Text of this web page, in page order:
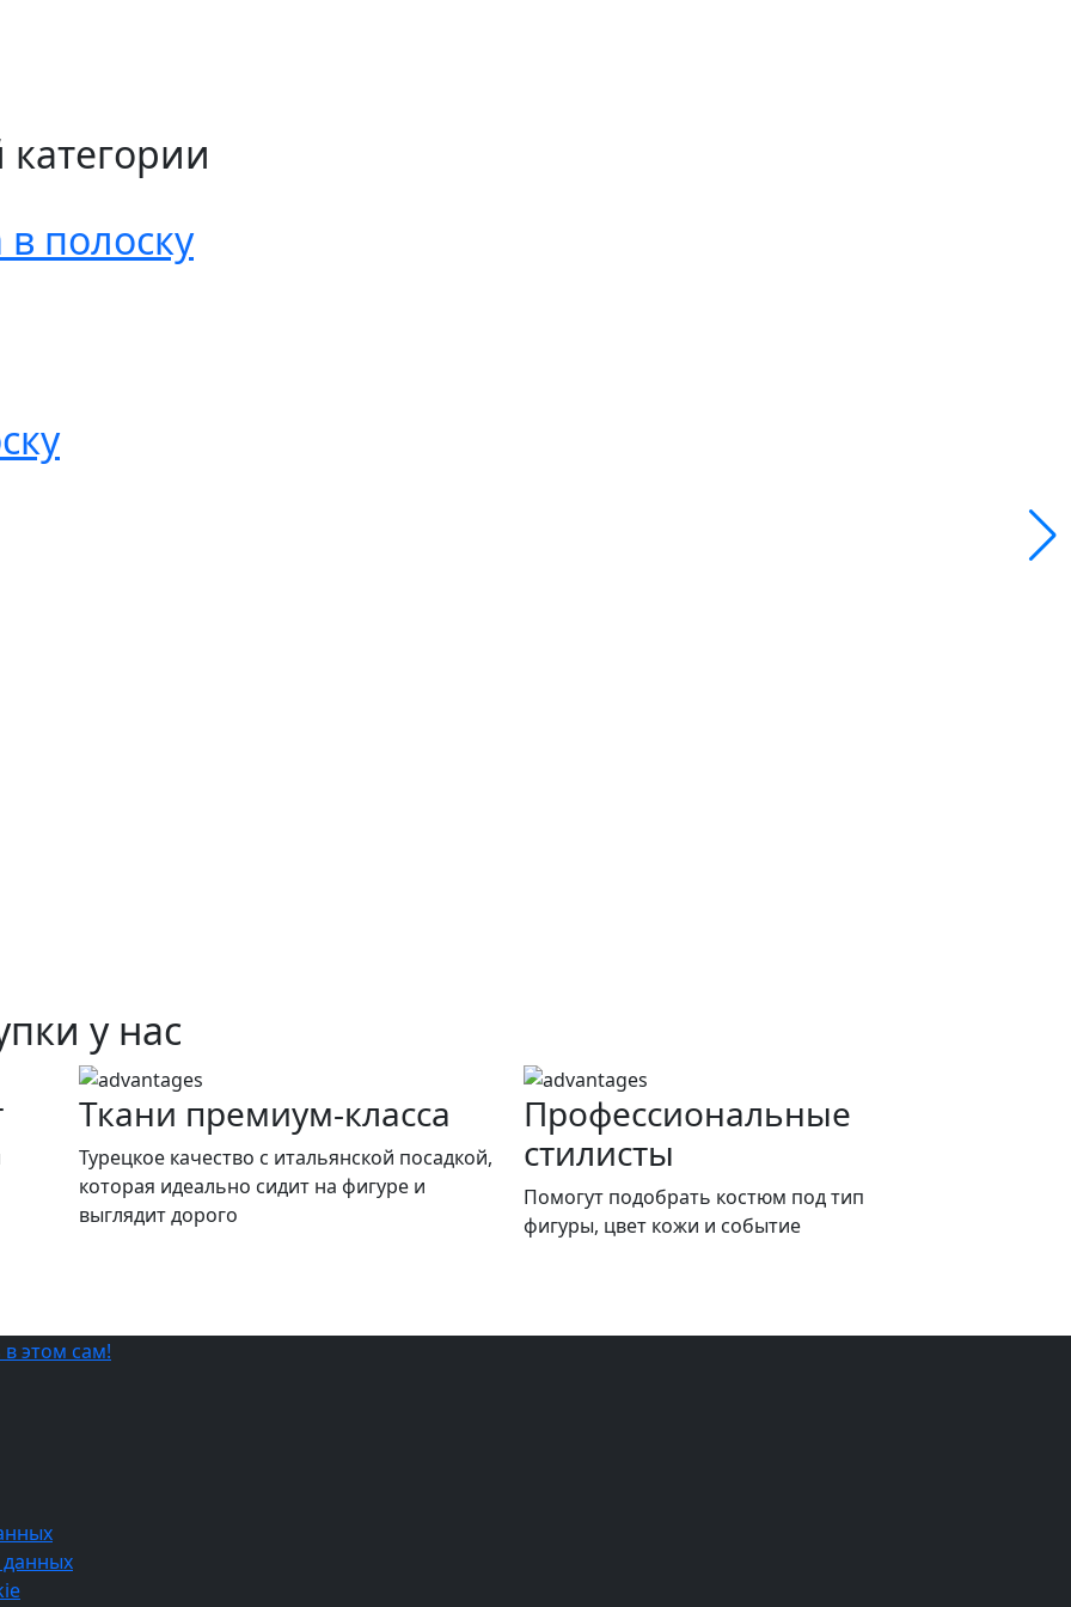
полоску
у нас
Ткани премиум-класса
Турецкое качество c итальянской посадкой,
которая идеально сидит на фигуре и
выглядит дорого
Профессиональные
стилисты
Помогут подобрать костюм под тип
фигуры, цвет кожи и событие
данных